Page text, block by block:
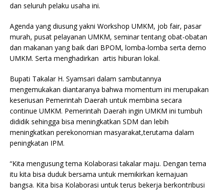
dan seluruh pelaku usaha ini.
Agenda yang diusung yakni Workshop UMKM, job fair, pasar
murah, pusat pelayanan UMKM, seminar tentang obat-obatan
dan makanan yang baik dari BPOM, lomba-lomba serta demo
UMKM. Serta menghadirkan artis hiburan lokal.
Bupati Takalar H. Syamsari dalam sambutannya
mengemukakan diantaranya bahwa momentum ini merupakan
keseriusan Pemerintah Daerah untuk membina secara
continue UMKM. Pemerintah Daerah ingin UMKM ini tumbuh
dididik sehingga bisa meningkatkan SDM dan lebih
meningkatkan perekonomian masyarakat,terutama dalam
peningkatan IPM.
“Kita mengusung tema Kolaborasi takalar maju. Dengan tema
itu kita bisa duduk bersama untuk memikirkan kemajuan
bangsa. Kita bisa Kolaborasi untuk terus bekerja berkontribusi